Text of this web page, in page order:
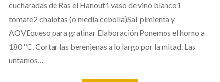
cucharadas de Ras el Hanout1 vaso de vino blanco1
tomate2 chalotas (o media cebolla)Sal, pimienta y
AOVEqueso para gratinar Elaboración Ponemos el horno a
180 ºC. Cortar las berenjenas a lo largo por la mitad. Las
untamos…